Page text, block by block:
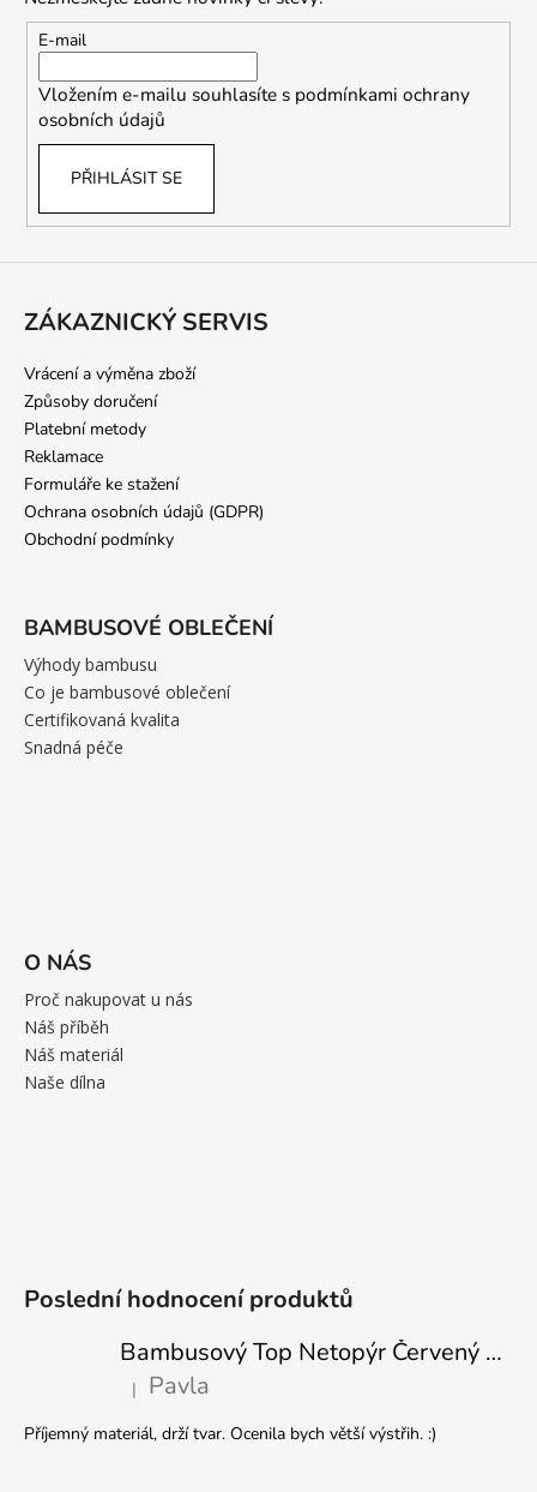
E-mail
Vložením e-mailu souhlasíte s podmínkami ochrany
osobních údajů
PŘIHLÁSIT SE
ZÁKAZNICKÝ SERVIS
Vrácení a výměna zboží
Způsoby doručení
Platební metody
Reklamace
Formuláře ke stažení
Ochrana osobních údajů (GDPR)
Obchodní podmínky
BAMBUSOVÉ OBLEČENÍ
Výhody bambusu
Co je bambusové oblečení
Certifikovaná kvalita
Snadná péče
O NÁS
Proč nakupovat u nás
Náš příběh
Náš materiál
Naše dílna
Poslední hodnocení produktů
Bambusový Top Netopýr Červený 3/4 Rukáv Volný Střih Dámský
Hodnocení produktu je 5 z 5 hvězdiček.
| Pavla
Příjemný materiál, drží tvar. Ocenila bych větší výstřih. :)